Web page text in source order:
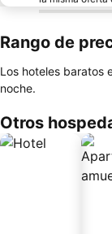
Rango de
Los hoteles baratos
noche.
Otros